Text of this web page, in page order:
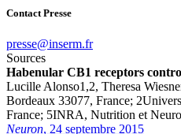
Contact Presse
rf.mresni@esserp
Sources
Habenular CB1 receptors
Lucille Alonso1,2, Theresa
Bordeaux 33077, France;
France; 5INRA, Nutrition et
Neuron, 24 septembre 2015